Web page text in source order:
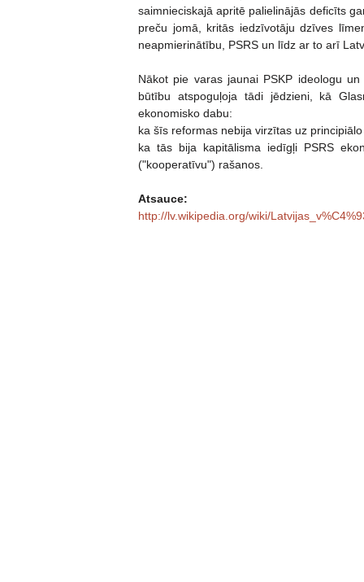
saimnieciskajā apritē palielinājās deficīts
preču jomā, kritās iedzīvotāju dzīves
neapmierinātību, PSRS un līdz ar to arī
Nākot pie varas jaunai PSKP ideologu
būtību atspoguļoja tādi jēdzieni, kā
ekonomisko dabu:
ka šīs reformas nebija virzītas uz
ka tās bija kapitālisma iedīgļi PSRS
("kooperatīvu") rašanos.
Atsauce:
http://lv.wikipedia.org/wiki/